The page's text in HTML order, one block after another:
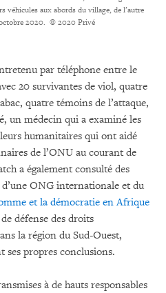
véhicules aux abords du village, de l’autre
2020. © 2020 Privé
par téléphone entre le
20 survivantes de viol, quatre
quatre témoins de l’attaque,
un médecin qui a examiné les
humanitaires qui ont aidé
de l’ONU au courant de
a également consulté des
ONG internationale et du
et la démocratie en Afrique
défense des droits
la région du Sud-Ouest,
propres conclusions.
à de hauts responsables